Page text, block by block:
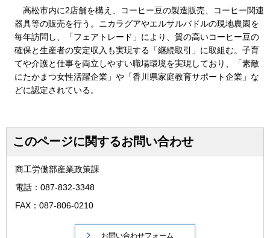
高松市内に2店舗を構え、コーヒー豆の製造販売、コーヒー関連
器具等の販売を行う。ニカラグアやエルサルバドルの現地農園を
毎年訪問し、「フェアトレード」により、質の高いコーヒー豆の
確保と生産者の安定収入も実現する「継続取引」に取組む。子育
てや介護と仕事を両立しやすい職場環境を実現しており、「素敵
にたかまつ女性活躍企業」や「香川県家庭教育サポート企業」な
どに認定されている。
このページに関するお問い合わせ
商工労働部産業政策課
電話：087-832-3348
FAX：087-806-0210